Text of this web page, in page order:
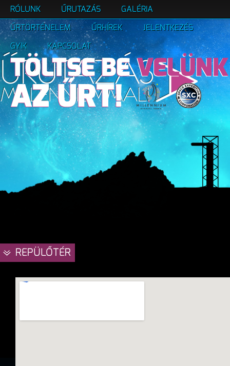
RÓLUNK ŰRUTAZÁS
GALÉRIA
ŰRTÖRTÉNELEM
ŰRHÍREK
JELENTKEZÉS
GYIK
KAPCSOLAT
REPÜLŐTÉR